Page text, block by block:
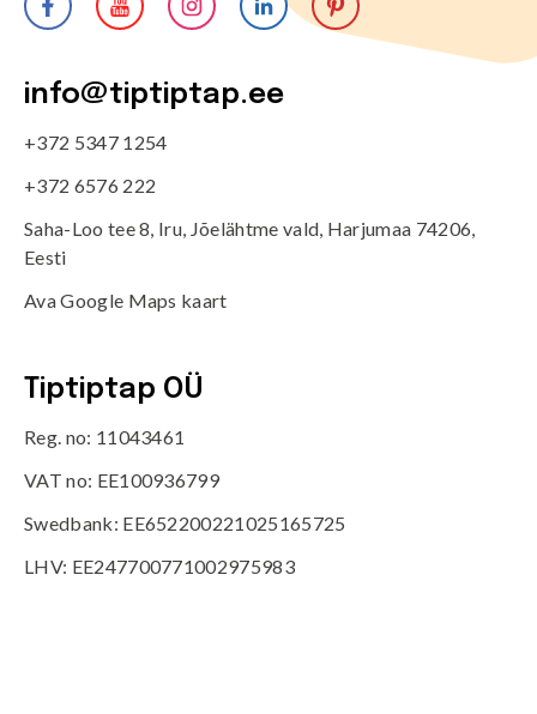
info@tiptiptap.ee
+372 5347 1254
+372 6576 222
Saha-Loo tee 8, Iru, Jõelähtme vald, Harjumaa 74206,
Eesti
Ava Google Maps kaart
Tiptiptap OÜ
Reg. no: 11043461
VAT no: EE100936799
Swedbank: EE652200221025165725
LHV: EE247700771002975983